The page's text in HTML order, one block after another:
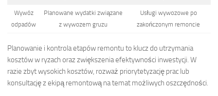
Wywóz
odpadów
Planowane wydatki związane
z wywozem gruzu
Usługi wywozowe po
zakończonym remoncie
Planowanie i kontrola etapów remontu to klucz do utrzymania
kosztów w ryzach oraz zwiększenia efektywności inwestycji. W
razie zbyt wysokich kosztów, rozważ priorytetyzację prac lub
konsultację z ekipą remontową na temat możliwych oszczędności.